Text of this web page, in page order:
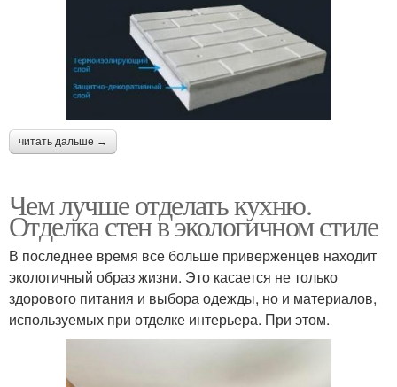
читать дальше →
Чем лучше отделать кухню.
Отделка стен в экологичном стиле
В последнее время все больше приверженцев находит
экологичный образ жизни. Это касается не только
здорового питания и выбора одежды, но и материалов,
используемых при отделке интерьера. При этом.